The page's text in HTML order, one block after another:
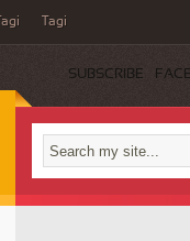
Tagi Tagi
SUBSCRIBE